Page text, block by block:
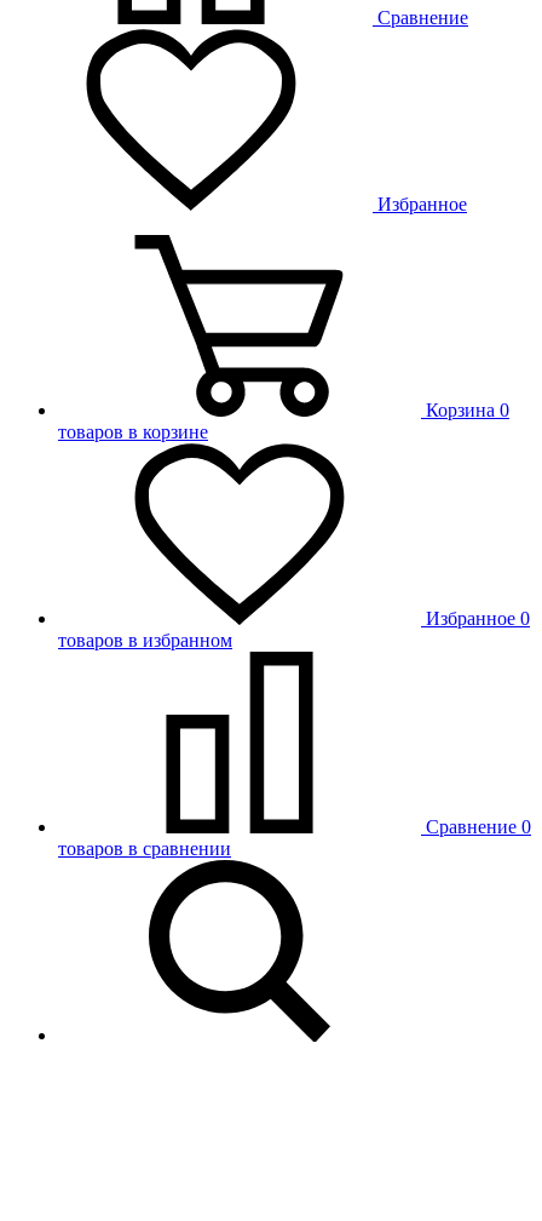
Сравнение
Избранное
Корзина 0
товаров в корзине
Избранное 0
товаров в избранном
Сравнение 0
товаров в сравнении